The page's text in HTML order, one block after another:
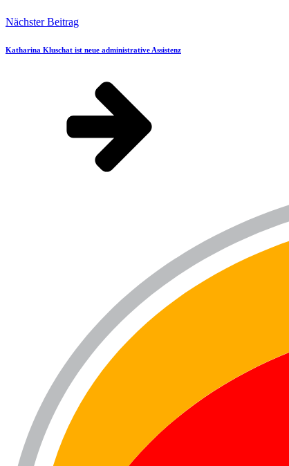
Nächster Beitrag
Katharina Kluschat ist neue administrative Assistenz